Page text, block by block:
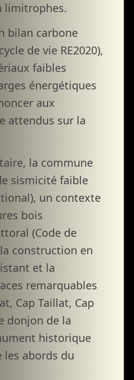
limitrophes.
bilan carbone
de vie RE2020),
faibles
énergétiques
aux
attendus sur la
la commune
sismicité faible
un contexte
bois
(Code de
construction en
et la
remarquables
Cap Taillat, Cap
donjon de la
historique
les abords du